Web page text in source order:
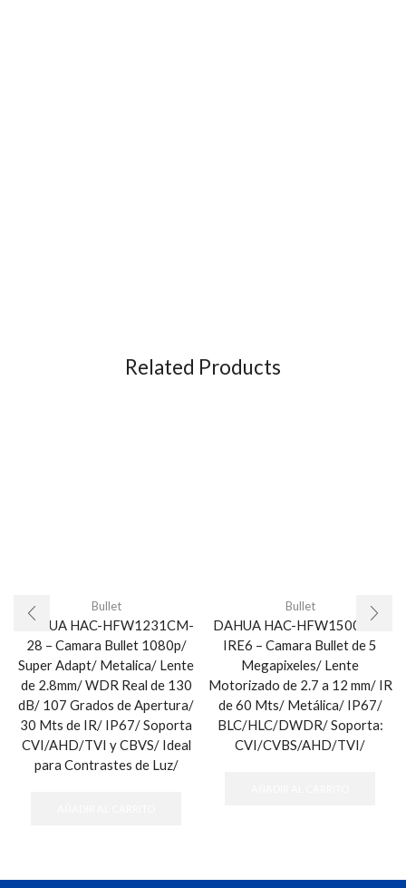
Related Products
Bullet
DAHUA HAC-HFW1231CM-
28 – Camara Bullet 1080p/
Super Adapt/ Metalica/ Lente
de 2.8mm/ WDR Real de 130
dB/ 107 Grados de Apertura/
30 Mts de IR/ IP67/ Soporta
CVI/AHD/TVI y CBVS/ Ideal
para Contrastes de Luz/
Bullet
DAHUA HAC-HFW1500R-Z-
IRE6 – Camara Bullet de 5
Megapixeles/ Lente
Motorizado de 2.7 a 12 mm/ IR
de 60 Mts/ Metálica/ IP67/
BLC/HLC/DWDR/ Soporta:
CVI/CVBS/AHD/TVI/